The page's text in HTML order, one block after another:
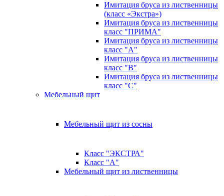
Имитация бруса из лиственницы
(класс «Экстра»)
Имитация бруса из лиственницы
класс "ПРИМА"
Имитация бруса из лиственницы
класс "А"
Имитация бруса из лиственницы
класс "B"
Имитация бруса из лиственницы
класс "C"
Мебельный щит
Мебельный щит из сосны
Класс "ЭКСТРА"
Класс "А"
Мебельный щит из лиственницы